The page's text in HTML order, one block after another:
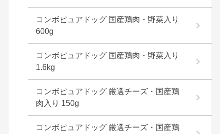
コンボピュアドッグ 国産鶏肉・野菜入り
600g
コンボピュアドッグ 国産鶏肉・野菜入り
1.6kg
コンボピュアドッグ 厳選チーズ・国産鶏
肉入り 150g
コンボピュアドッグ 厳選チーズ・国産鶏